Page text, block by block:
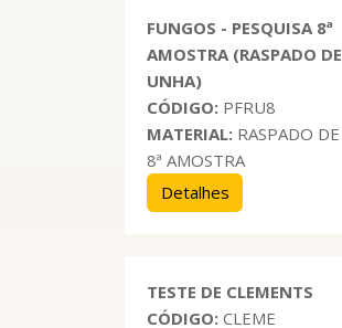
FUNGOS - PESQUISA 8ª
AMOSTRA (RASPADO DE
UNHA)
CÓDIGO: PFRU8
MATERIAL: RASPADO
8ª AMOSTRA
Detalhes
TESTE DE CLEMENTS
CÓDIGO:CLEME